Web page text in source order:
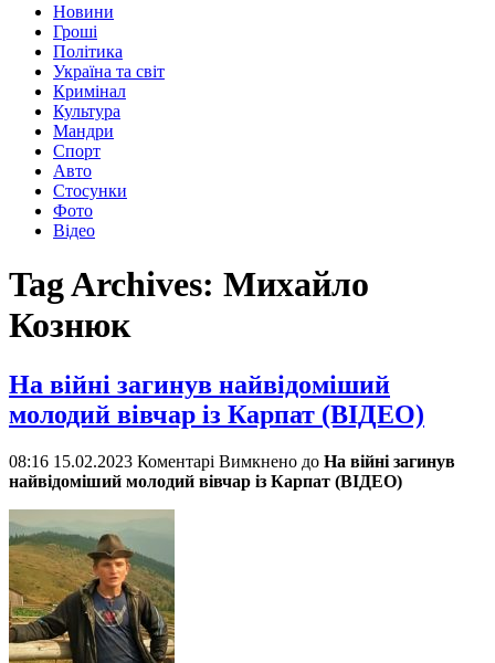
Новини
Гроші
Політика
Україна та світ
Кримінал
Культура
Мандри
Спорт
Авто
Стосунки
Фото
Відео
Tag Archives: Михайло
Кознюк
На війні загинув найвідоміший
молодий вівчар із Карпат (ВІДЕО)
08:16 15.02.2023 Коментарі Вимкнено до На війні загинув
найвідоміший молодий вівчар із Карпат (ВІДЕО)